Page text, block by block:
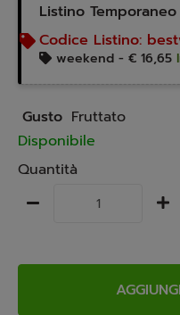
Listino Temporaneo
Codice Listino:
weekend - € 16,65
Gusto Fruttato
Disponibile
Quantità